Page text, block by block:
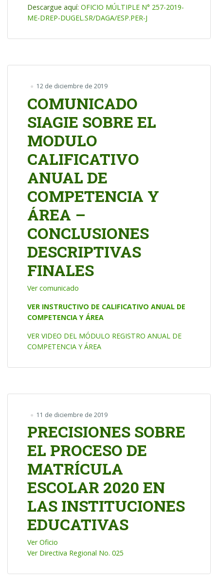
Descargue aquí: OFICIO MÚLTIPLE N° 257-2019-
ME-DREP-DUGEL.SR/DAGA/ESP.PER-J
12 de diciembre de 2019
COMUNICADO
SIAGIE SOBRE EL
MODULO
CALIFICATIVO
ANUAL DE
COMPETENCIA Y
ÁREA –
CONCLUSIONES
DESCRIPTIVAS
FINALES
Ver comunicado
VER INSTRUCTIVO DE CALIFICATIVO ANUAL DE
COMPETENCIA Y ÁREA
VER VIDEO DEL MÓDULO REGISTRO ANUAL DE
COMPETENCIA Y ÁREA
11 de diciembre de 2019
PRECISIONES SOBRE
EL PROCESO DE
MATRÍCULA
ESCOLAR 2020 EN
LAS INSTITUCIONES
EDUCATIVAS
Ver Oficio
Ver Directiva Regional No. 025